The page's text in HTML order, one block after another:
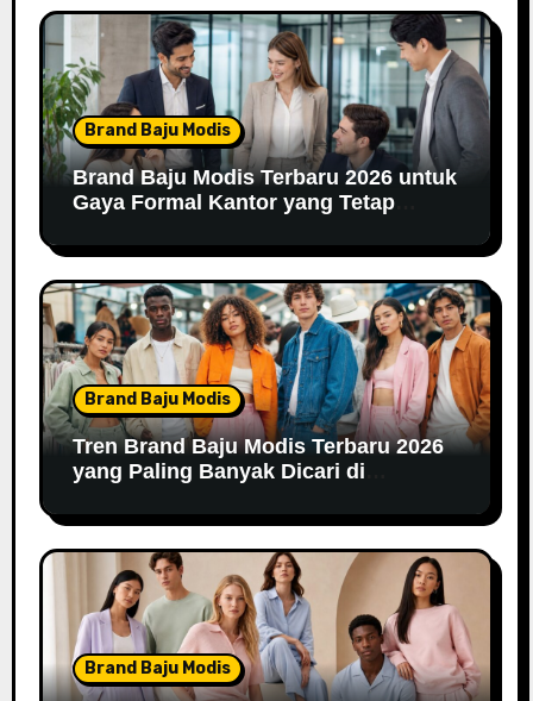
Brand Baju Modis
Brand Baju Modis Terbaru 2026 untuk
Gaya Formal Kantor yang Tetap
Brand Baju Modis
Tren Brand Baju Modis Terbaru 2026
yang Paling Banyak Dicari di
Brand Baju Modis